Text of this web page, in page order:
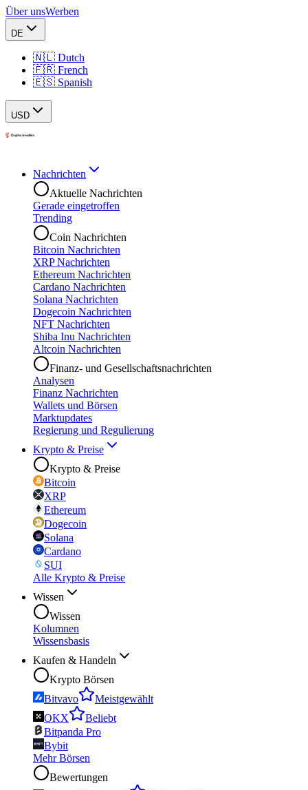
Über unsWerben
DE
🇳🇱 Dutch
🇫🇷 French
🇪🇸 Spanish
USD
Nachrichten
Aktuelle Nachrichten
Gerade eingetroffen
Trending
Coin Nachrichten
Bitcoin Nachrichten
XRP Nachrichten
Ethereum Nachrichten
Cardano Nachrichten
Solana Nachrichten
Dogecoin Nachrichten
NFT Nachrichten
Shiba Inu Nachrichten
Altcoin Nachrichten
Finanz- und Gesellschaftsnachrichten
Analysen
Finanz Nachrichten
Wallets und Börsen
Marktupdates
Regierung und Regulierung
Krypto & Preise
Krypto & Preise
Bitcoin
XRP
Ethereum
Dogecoin
Solana
Cardano
SUI
Alle Krypto & Preise
Wissen
Wissen
Kolumnen
Wissensbasis
Kaufen & Handeln
Krypto Börsen
Bitvavo
Meistgewählt
OKX
Beliebt
Bitpanda Pro
Bybit
Mehr Börsen
Bewertungen